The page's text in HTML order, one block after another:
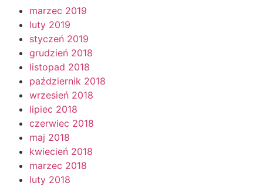
marzec 2019
luty 2019
styczeń 2019
grudzień 2018
listopad 2018
październik 2018
wrzesień 2018
lipiec 2018
czerwiec 2018
maj 2018
kwiecień 2018
marzec 2018
luty 2018